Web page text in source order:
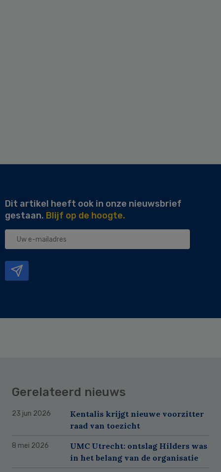
Dit artikel heeft ook in onze nieuwsbrief
gestaan. Blijf op de hoogte.
Uw
Gerelateerd nieuws
23 jun 2026
Kentalis krijgt nieuwe voorzitter
raad van toezicht
8 mei 2026
UMC Utrecht: ontslag Hilders was
in het belang van de organisatie